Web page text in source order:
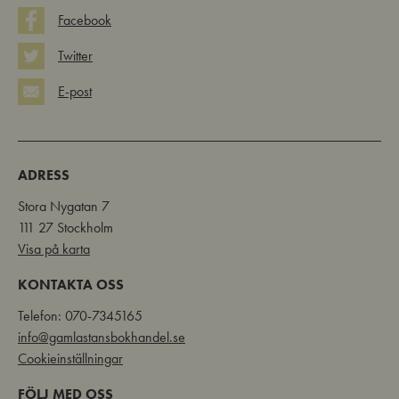
Facebook
Twitter
E-post
ADRESS
Stora Nygatan 7
111 27 Stockholm
Visa på karta
KONTAKTA OSS
Telefon: 070-7345165
info@gamlastansbokhandel.se
Cookieinställningar
FÖLJ MED OSS